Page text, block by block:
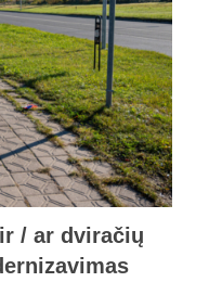
/ ar dviračių